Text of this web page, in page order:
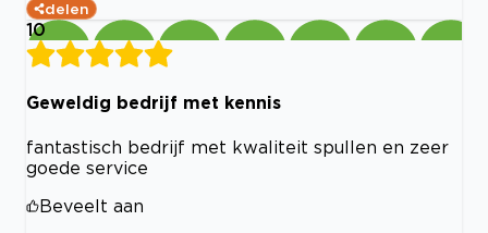
delen
10
Geweldig bedrijf met kennis
fantastisch bedrijf met kwaliteit spullen en zeer
goede service
Beveelt aan